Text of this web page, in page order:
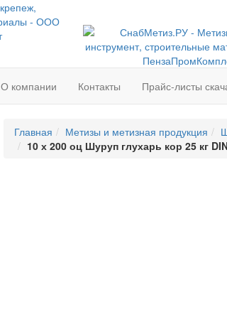
О компании Контакты Прайс-листы
Главная Метизы и метизная продукция
10 х 200 оц Шуруп глухарь кор 25 кг